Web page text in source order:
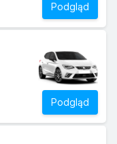
Podgląd
Podgląd